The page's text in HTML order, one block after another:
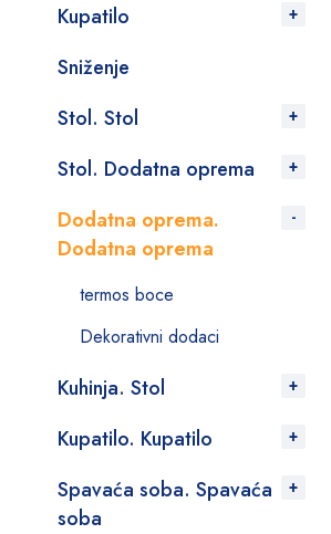
Kupatilo
Sniženje
Stol. Stol
Stol. Dodatna oprema
Dodatna oprema.
Dodatna oprema
termos boce
Dekorativni dodaci
Kuhinja. Stol
Kupatilo. Kupatilo
Spavaća soba. Spavaća
soba